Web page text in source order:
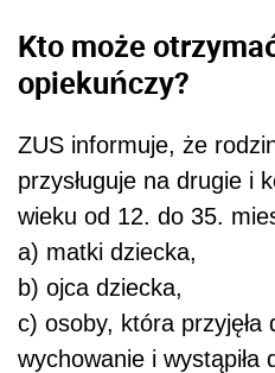
Kto może
opiekuńczy?
ZUS informuje, że
przysługuje na drugie i
wieku od 12. do 35.
a) matki dziecka,
b) ojca dziecka,
c) osoby, która przyjęła
wychowanie i wystąpiła